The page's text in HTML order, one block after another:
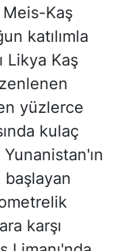
Kaş
katılımla
Likya Kaş
yüzlerce
kulaç
başlayan
karşı